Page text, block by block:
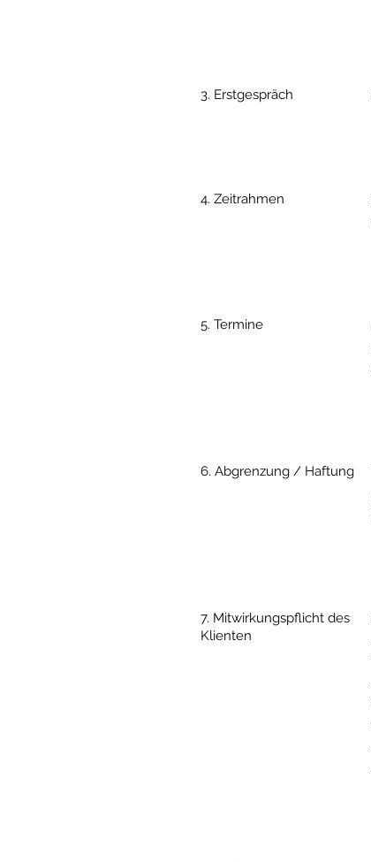
3. Erstgespräch
4. Zeitrahmen
5. Termine
6. Abgrenzung / Haftung
7. Mitwirkungspflicht des
Klienten